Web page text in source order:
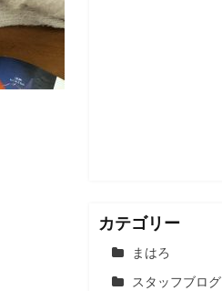
カテゴリー
まはろ
スタッフブログ